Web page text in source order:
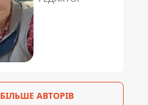
БІЛЬШЕ АВТОРІВ